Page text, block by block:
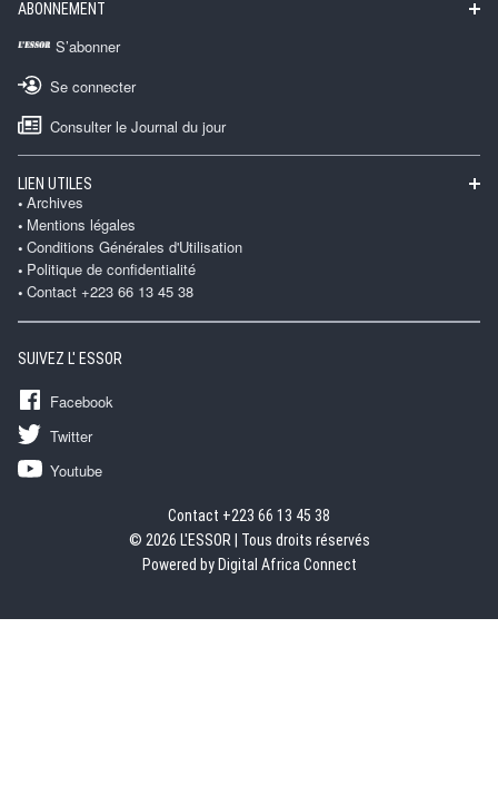
ABONNEMENT
S’abonner
Se connecter
Consulter le Journal du jour
LIEN UTILES
Archives
Mentions légales
Conditions Générales d'Utilisation
Politique de confidentialité
Contact +223 66 13 45 38
SUIVEZ L' ESSOR
Facebook
Twitter
Youtube
Contact +223 66 13 45 38
© 2026 L'ESSOR | Tous droits réservés
Powered by Digital Africa Connect